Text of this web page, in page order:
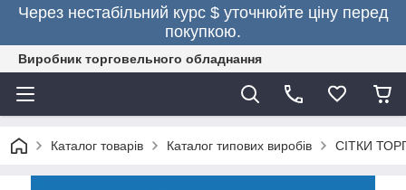
Через нестабільний курс $ уточнюйте ціну перед
покупкою.
Виробник торговельного обладнання
Каталог товарів Каталог типових виробів СІТКИ